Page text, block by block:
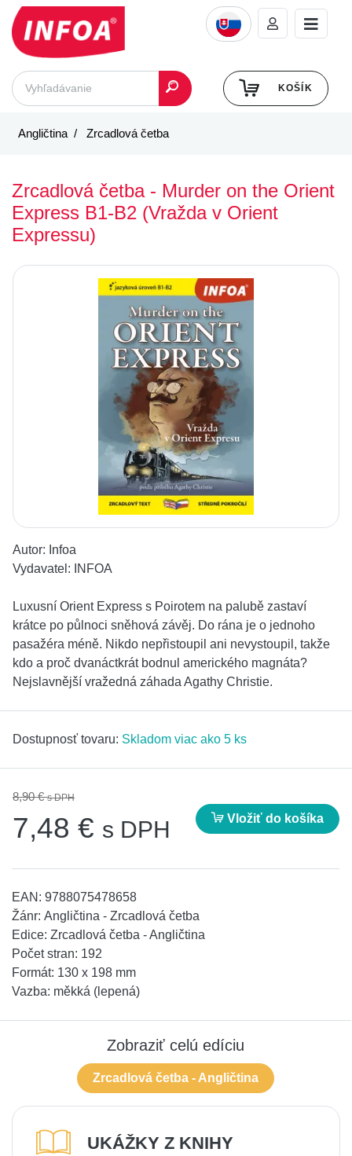
KOŠÍK
Angličtina Zrcadlová četba
Zrcadlová četba - Murder on the Orient
Express B1-B2 (Vražda v Orient
Expressu)
Autor: Infoa
Vydavatel:
INFOA
Luxusní Orient Express s Poirotem na palubě zastaví
krátce po půlnoci sněhová závěj. Do rána je o jednoho
pasažéra méně. Nikdo nepřistoupil ani nevystoupil, takže
kdo a proč dvanáctkrát bodnul amerického magnáta?
Nejslavnější vražedná záhada Agathy Christie.
Dostupnosť tovaru: Skladom viac ako 5 ks
8,90 €s DPH
7,48 € s DPH Vložiť do košíka
EAN: 9788075478658
Žánr: Angličtina - Zrcadlová četba
Edice: Zrcadlová četba - Angličtina
Počet stran: 192
Formát: 130 x 198 mm
Vazba: měkká (lepená)
Zobraziť celú edíciu
Zrcadlová četba - Angličtina
UKÁŽKY Z KNIHY